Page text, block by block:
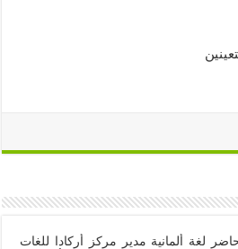
لغة ألمانية مدير مركز أركادا للغات